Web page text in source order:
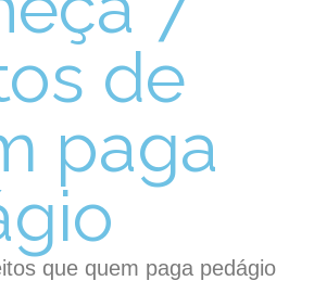
de
paga
que quem paga pedágio